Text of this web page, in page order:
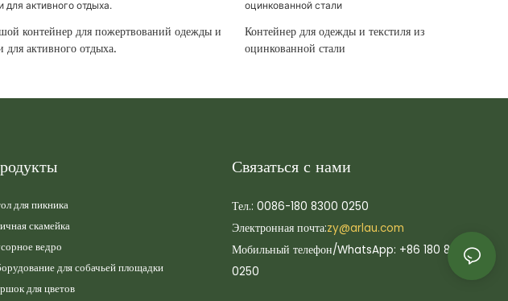
контейнер для пожертвований одежды и
для активного отдыха.
Контейнер для одежды и текстиля из
оцинкованной стали
для пикника
скамейка
ведро
для собачьей площадки
для цветов
Связаться с нами
Тел.: 0086-180 8300 0250
Электронная почта:zy@arlau.com
Мобильный телефон/WhatsApp: +86 180 8300
0250